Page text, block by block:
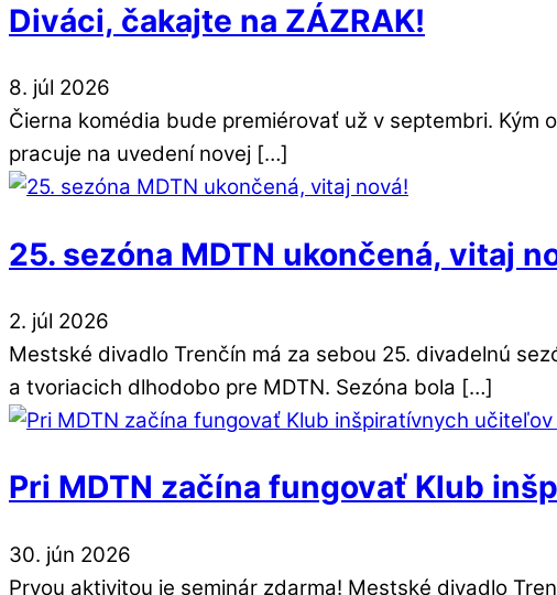
Diváci, čakajte na ZÁZRAK!
8. júl 2026
Čierna komédia bude premiérovať už v septembri. Kým
pracuje na uvedení novej […]
25. sezóna MDTN ukončená, vitaj
2. júl 2026
Mestské divadlo Trenčín má za sebou 25. divadelnú
a tvoriacich dlhodobo pre MDTN. Sezóna bola […]
Pri MDTN začína fungovať Klub
30. jún 2026
Prvou aktivitou je seminár zdarma! Mestské divadlo